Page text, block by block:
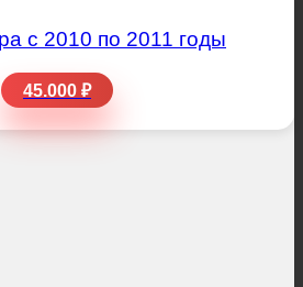
с 2010 по 2011 годы
45.000 ₽